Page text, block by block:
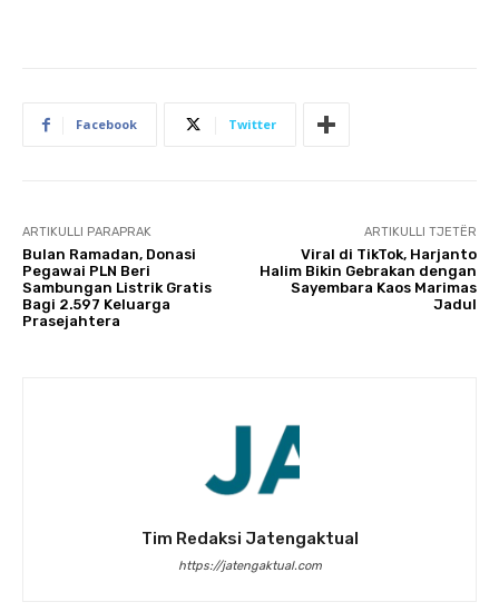
Facebook Twitter
ARTIKULLI PARAPRAK
Bulan Ramadan, Donasi
Pegawai PLN Beri
Sambungan Listrik Gratis
Bagi 2.597 Keluarga
Prasejahtera
ARTIKULLI TJETËR
Viral di TikTok, Harjanto
Halim Bikin Gebrakan dengan
Sayembara Kaos Marimas
Jadul
Tim Redaksi Jatengaktual
https://jatengaktual.com